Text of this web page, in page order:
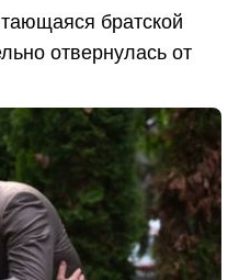
братской
отвернулась от